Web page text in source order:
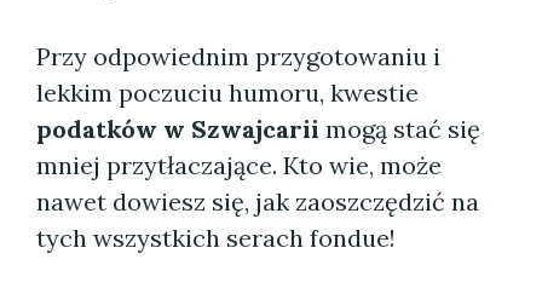
Przy odpowiednim przygotowaniu i
lekkim poczuciu humoru, kwestie
podatków w Szwajcarii mogą stać się
mniej przytłaczające. Kto wie, może
nawet dowiesz się, jak zaoszczędzić na
tych wszystkich serach fondue!